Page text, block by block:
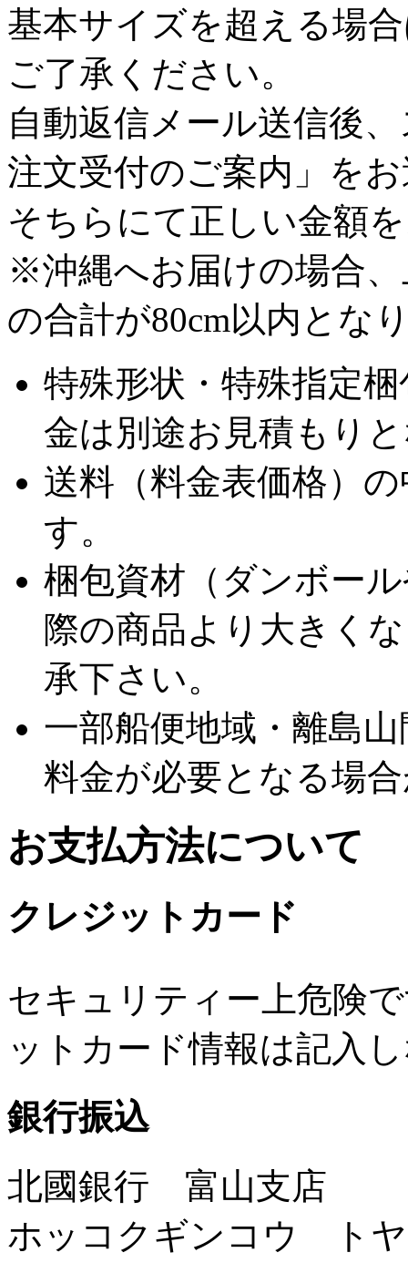
基本サイズを超える場
ご了承ください。
自動返信メール送信後
注文受付のご案内」を
そちらにて正しい金額
※沖縄へお届けの場合
の合計が80cm以内とな
特殊形状・特殊指定
金は別途お見積もり
送料（料金表価格）
す。
梱包資材（ダンボー
際の商品より大きく
承下さい。
一部船便地域・離島
料金が必要となる場
お支払方法について
クレジットカード
セキュリティー上危険
ットカード情報は記入
銀行振込
北國銀行 富山支店
ホッコクギンコウ ト